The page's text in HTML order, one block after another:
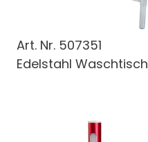
Art. Nr. 507351
Edelstahl Waschtisch